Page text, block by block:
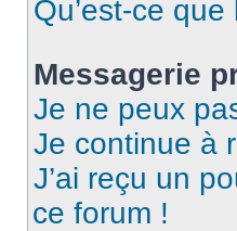
Qu’est-ce
Messagerie
Je ne peux
Je continue à
J’ai reçu un
ce forum !